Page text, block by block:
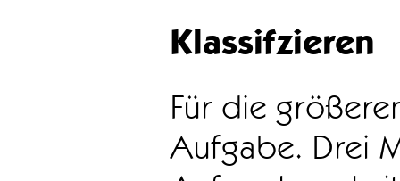
Klassifzieren
Für die
Aufgabe. Drei